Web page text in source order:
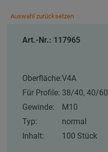
Auswahl zurücksetzen
Art.-Nr.: 117965
Oberfläche:V4A
Für Profile: 38/40, 40/60
Gewinde:
M10
Typ:
normal
Inhalt:
100 Stück